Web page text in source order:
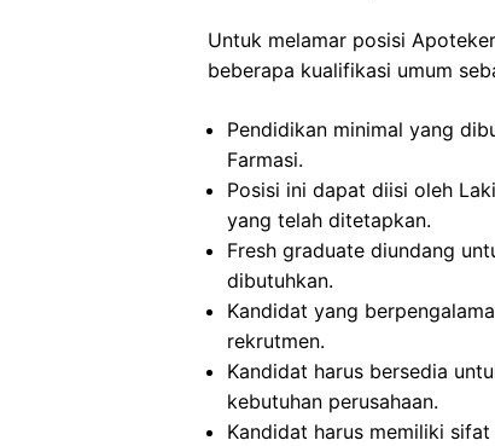
Untuk melamar posisi
beberapa kualifikasi umum
Pendidikan minimal yang
Farmasi.
Posisi ini dapat diisi oleh
yang telah ditetapkan.
Fresh graduate diundang
dibutuhkan.
Kandidat yang
rekrutmen.
Kandidat harus bersedia
kebutuhan perusahaan.
Kandidat harus memiliki